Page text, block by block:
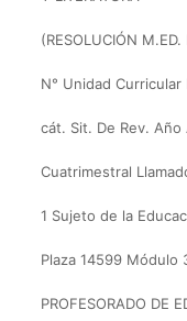
(RESOLUCIÓN
N° Unidad Curricular
cát. Sit. De Rev. Año
Cuatrimestral
1 Sujeto de la
Plaza 14599 Módulo
PROFESORADO DE